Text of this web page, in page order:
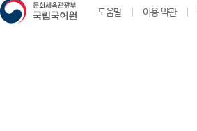
도움말 이용 약관